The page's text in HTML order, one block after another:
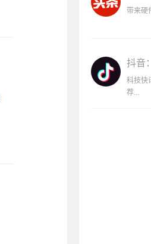
带来硬
抖音：
科技快
荐...